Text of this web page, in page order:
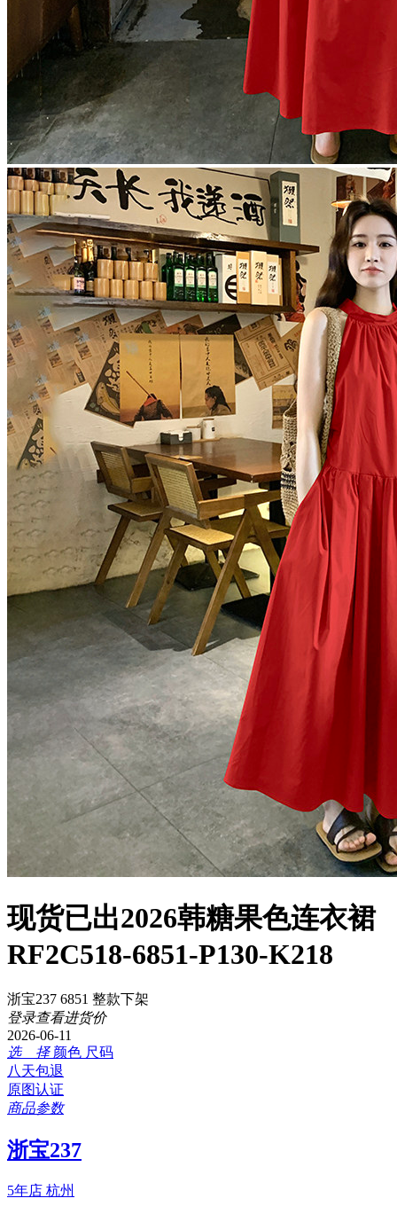
现货已出2026韩糖果色连衣裙
RF2C518-6851-P130-K218
浙宝237 6851 整款下架
登录查看进货价
2026-06-11
选 择 颜色 尺码
八天包退
原图认证
商品参数
浙宝237
5年店 杭州